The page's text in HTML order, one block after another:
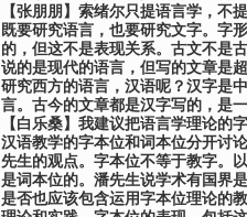
【张朋朋 】 索绪尔只提语言学，不
既要研究语言，也要研究文字。字
的，但这不是表现关系。古文不是
说的是现代的语言，但写的文章是
研究西方的语言，汉语呢？汉字是
言。古今的文章都是汉字写的，是
【 白乐桑】 我建议把语言学理论的
汉语教学的字本位和词本位分开讨
先生的观点。字本位不等于教字。
是词本位的。 潘先生说学术有国界
是否也应该包含运用字本位理论的